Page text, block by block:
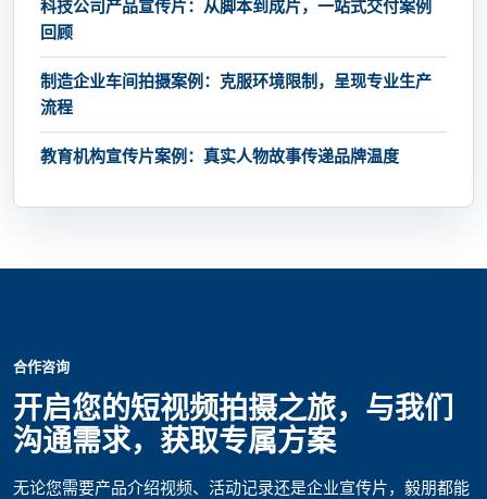
科技公司产品宣传片：从脚本到成片，一站式交付案例
回顾
制造企业车间拍摄案例：克服环境限制，呈现专业生产
流程
教育机构宣传片案例：真实人物故事传递品牌温度
合作咨询
开启您的短视频拍摄之旅，与我们
沟通需求，获取专属方案
无论您需要产品介绍视频、活动记录还是企业宣传片，毅朋都能